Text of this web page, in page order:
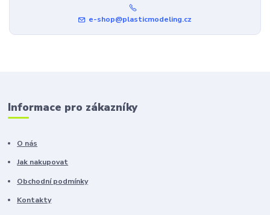
e-shop@plasticmodeling.cz
Informace pro zákazníky
O nás
Jak nakupovat
Obchodní podmínky
Kontakty